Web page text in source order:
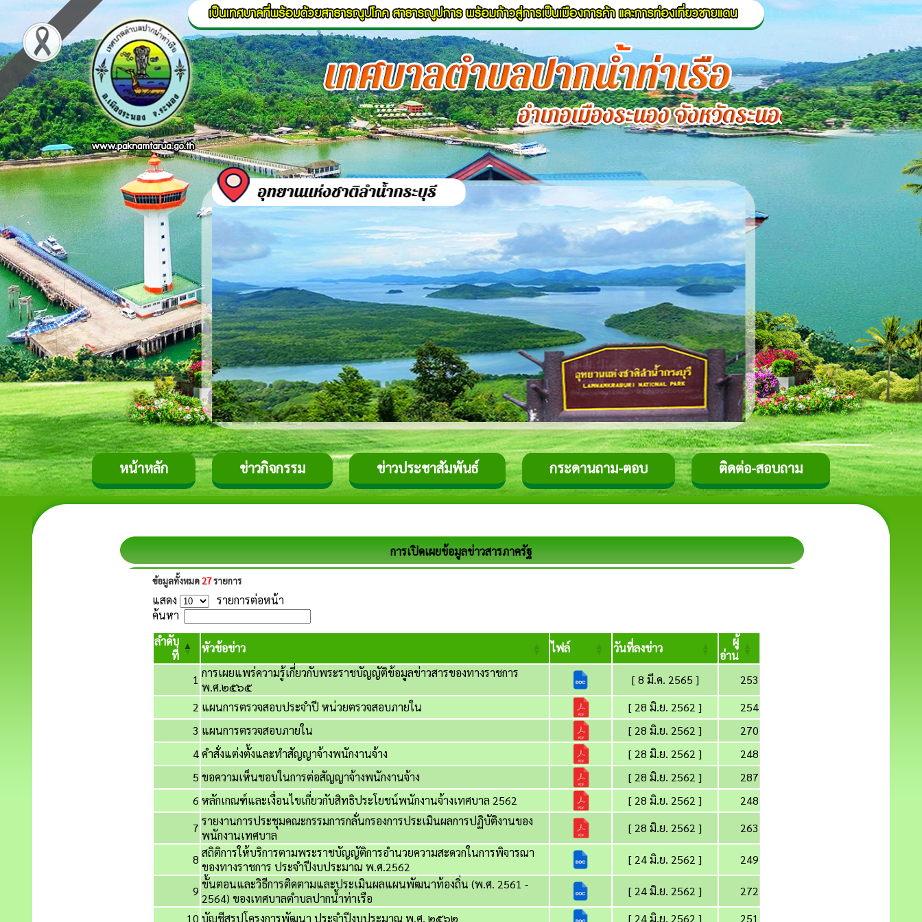
หน้าหลัก ข่าวกิจกรรม ข่าวประชาสัมพันธ์ กระดานถาม-ตอบ ติดต่อ-สอบถาม
การเปิดเผยข้อมูลข่าวสารภาครัฐ
ข้อมูลทั้งหมด 27รายการ
แสดง
รายการต่อหน้า
ค้นหา
ลำดับ
ที่
หัวข้อข่าว ไฟล์ วันที่ลงข่าว
ผู้
อ่าน
1 การเผยแพร่ความรู้เกี่ยวกับพระราชบัญญัติข้อมูลข่าวสารของทางราชการ
พ.ศ.๒๕๖๕
[ 8 มี.ค. 2565 ]
253
2 แผนการตรวจสอบประจำปี หน่วยตรวจสอบภายใน [ 28 มิ.ย. 2562 ]
254
3 แผนการตรวจสอบภายใน [ 28 มิ.ย. 2562 ]
270
4คำสั่งแต่งตั้งและทำสัญญาจ้างพนักงานจ้าง [ 28 มิ.ย. 2562 ]
248
5 ขอความเห็นชอบในการต่อสัญญาจ้างพนักงานจ้าง [ 28 มิ.ย. 2562 ]
287
6 หลักเกณฑ์และเงื่อนไขเกี่ยวกับสิทธิประโยชน์พนักงานจ้างเทศบาล 2562 [ 28 มิ.ย. 2562 ]
248
7 รายงานการประชุมคณะกรรมการกลั่นกรองการประเมินผลการปฏิบัติงานของ
พนักงานเทศบาล
[ 28 มิ.ย. 2562 ] 263
8 สถิติการให้บริการตามพระราชบัญญัติการอำนวยความสะดวกในการพิจารณา
ของทางราชการ ประจำปีงบประมาณ พ.ศ.2562
[ 24 มิ.ย. 2562 ] 249
9 ขั้นตอนและวิธีการติดตามและประเมินผลแผนพัฒนาท้องถิ่น (พ.ศ. 2561 -
2564) ของเทศบาลตำบลปากน้ำท่าเรือ
[ 24 มิ.ย. 2562 ]
272
10 บัญชีสรุปโครงการพัฒนา ประจำปีงบประมาณ พ.ศ. ๒๕๖๒ [ 24 มิ.ย. 2562 ] 251